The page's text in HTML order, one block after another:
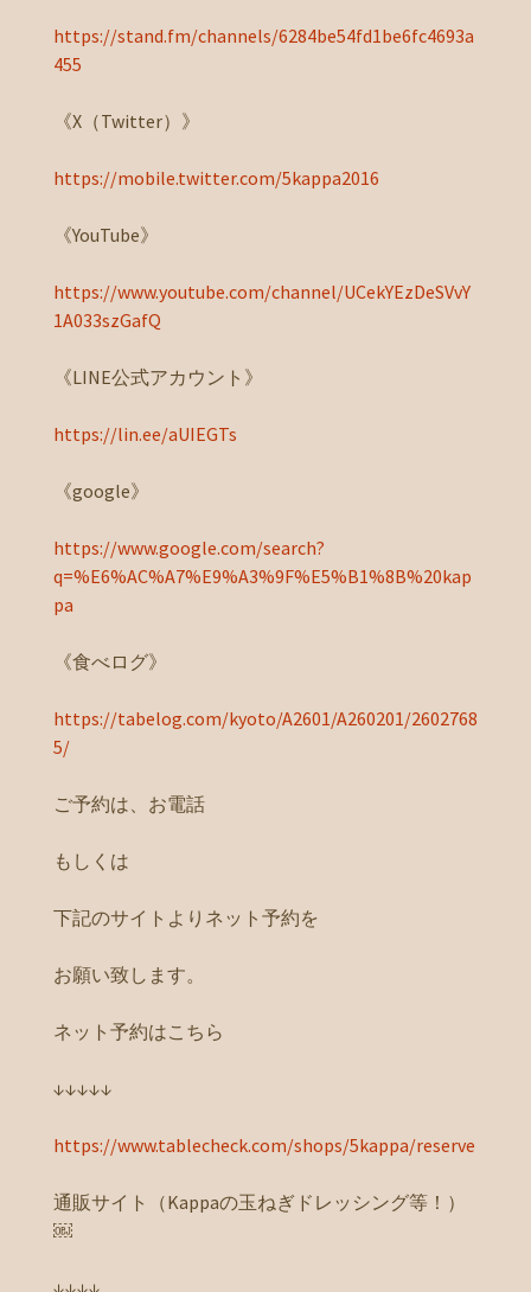
https://stand.fm/channels/6284be54fd1be6fc4693a
455
《X（Twitter）》
https://mobile.twitter.com/5kappa2016
《YouTube》
https://www.youtube.com/channel/UCekYEzDeSVvY
1A033szGafQ
《LINE公式アカウント》
https://lin.ee/aUIEGTs
《google》
https://www.google.com/search?
q=%E6%AC%A7%E9%A3%9F%E5%B1%8B%20kap
pa
《食べログ》
https://tabelog.com/kyoto/A2601/A260201/2602768
5/
ご予約は、お電話
もしくは
下記のサイトよりネット予約を
お願い致します。
ネット予約はこちら
↓↓↓↓↓
https://www.tablecheck.com/shops/5kappa/reserve
通販サイト（Kappaの玉ねぎドレッシング等！）
￼